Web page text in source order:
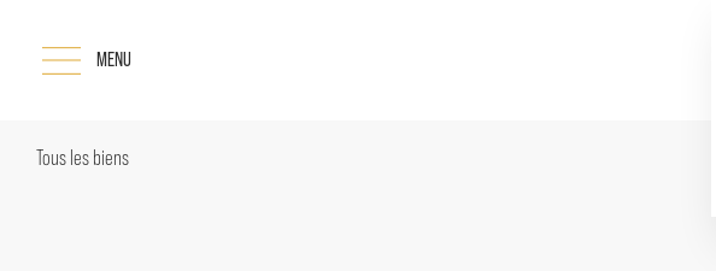
MENU
Tous les biens